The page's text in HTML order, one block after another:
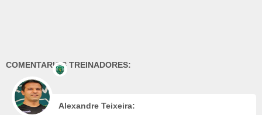
COMENTARIOS TREINADORES:
Alexandre Teixeira: